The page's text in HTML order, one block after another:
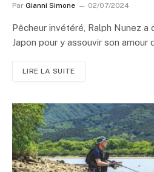
Par Gianni Simone 02/07/2024
Pêcheur invétéré, Ralph Nunez a
Japon pour y assouvir son amour
LIRE LA SUITE